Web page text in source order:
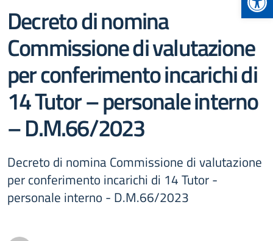
Decreto di nomina
Commissione di valutazione
per conferimento incarichi di
14 Tutor – personale interno
– D.M.66/2023
Decreto di nomina Commissione di valutazione
per conferimento incarichi di 14 Tutor -
personale interno - D.M.66/2023